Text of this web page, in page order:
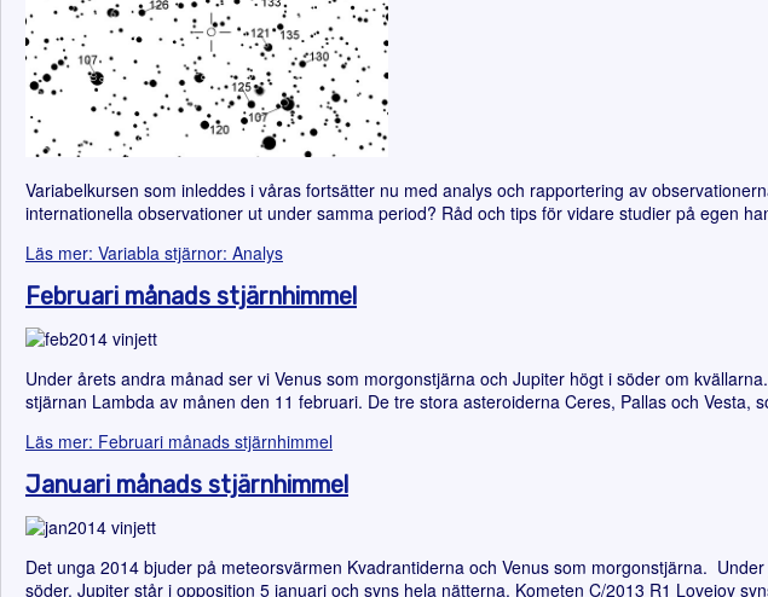
Variabelkursen som inleddes i våras fortsätter nu med analys och rapportering av
internationella observationer ut under samma period? Råd och tips för vidare studier på egen
Läs mer: Variabla stjärnor: Analys
Februari månads stjärnhimmel
Under årets andra månad ser vi Venus som morgonstjärna och Jupiter högt i söder om
stjärnan Lambda av månen den 11 februari. De tre stora asteroiderna Ceres, Pallas och
Läs mer: Februari månads stjärnhimmel
Januari månads stjärnhimmel
Det unga 2014 bjuder på meteorsvärmen Kvadrantiderna och Venus som morgonstjärna.
söder. Jupiter står i opposition 5 januari och syns hela nätterna. Kometen C/2013 R1 Lovejoy